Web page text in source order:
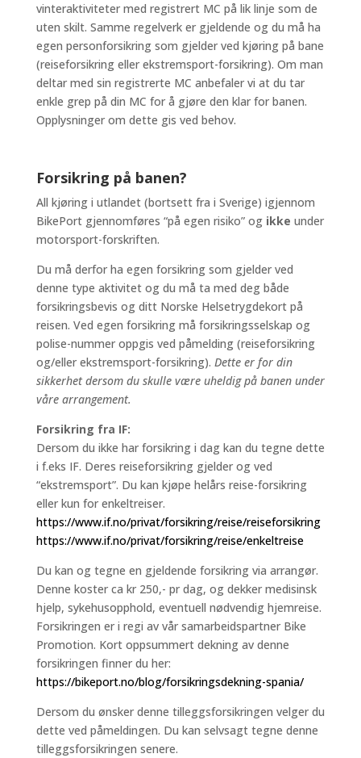
vinteraktiviteter med registrert MC på lik linje som de
uten skilt. Samme regelverk er gjeldende og du må ha
egen personforsikring som gjelder ved kjøring på bane
(reiseforsikring eller ekstremsport-forsikring). Om man
deltar med sin registrerte MC anbefaler vi at du tar
enkle grep på din MC for å gjøre den klar for banen.
Opplysninger om dette gis ved behov.
Forsikring på banen?
All kjøring i utlandet (bortsett fra i Sverige) igjennom
BikePort gjennomføres “på egen risiko” og ikke under
motorsport-forskriften.
Du må derfor ha egen forsikring som gjelder ved
denne type aktivitet og du må ta med deg både
forsikringsbevis og ditt Norske Helsetrygdekort på
reisen. Ved egen forsikring må forsikringsselskap og
polise-nummer oppgis ved påmelding (reiseforsikring
og/eller ekstremsport-forsikring). Dette er for din
sikkerhet dersom du skulle være uheldig på banen under
våre arrangement.
Forsikring fra IF:
Dersom du ikke har forsikring i dag kan du tegne dette
i f.eks IF. Deres reiseforsikring gjelder og ved
“ekstremsport”. Du kan kjøpe helårs reise-forsikring
eller kun for enkeltreiser.
https://www.if.no/privat/forsikring/reise/reiseforsikring
https://www.if.no/privat/forsikring/reise/enkeltreise
Du kan og tegne en gjeldende forsikring via arrangør.
Denne koster ca kr 250,- pr dag, og dekker medisinsk
hjelp, sykehusopphold, eventuell nødvendig hjemreise.
Forsikringen er i regi av vår samarbeidspartner Bike
Promotion. Kort oppsummert dekning av denne
forsikringen finner du her:
https://bikeport.no/blog/forsikringsdekning-spania/
Dersom du ønsker denne tilleggsforsikringen velger du
dette ved påmeldingen. Du kan selvsagt tegne denne
tilleggsforsikringen senere.